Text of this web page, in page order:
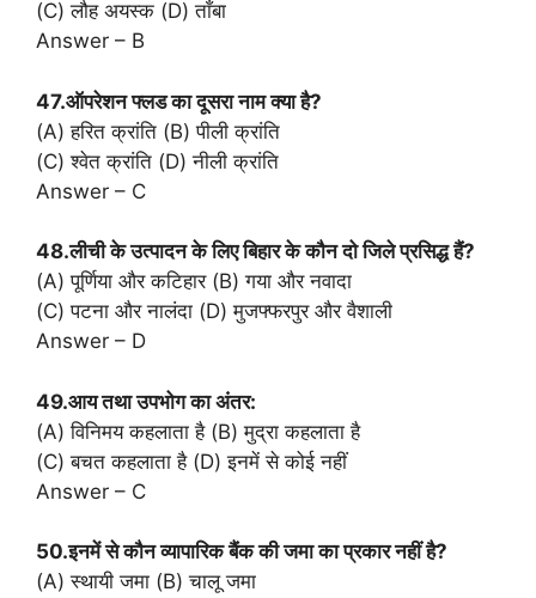
(C) लौह अयस्क (D) ताँबा
Answer – B
47.ऑपरेशन फ्लड का दूसरा नाम क्या है?
(A) हरित क्रांति (B) पीली क्रांति
(C) श्वेत क्रांति (D) नीली क्रांति
Answer – C
48.लीची के उत्पादन के लिए बिहार के कौन दो जिले प्रसिद्ध हैं?
(A) पूर्णिया और कटिहार (B) गया और नवादा
(C) पटना और नालंदा (D) मुजफ्फरपुर और वैशाली
Answer – D
49.आय तथा उपभोग का अंतर:
(A) विनिमय कहलाता है (B) मुद्रा कहलाता है
(C) बचत कहलाता है (D) इनमें से कोई नहीं
Answer – C
50.इनमें से कौन व्यापारिक बैंक की जमा का प्रकार नहीं है?
(A) स्थायी जमा (B) चालू जमा